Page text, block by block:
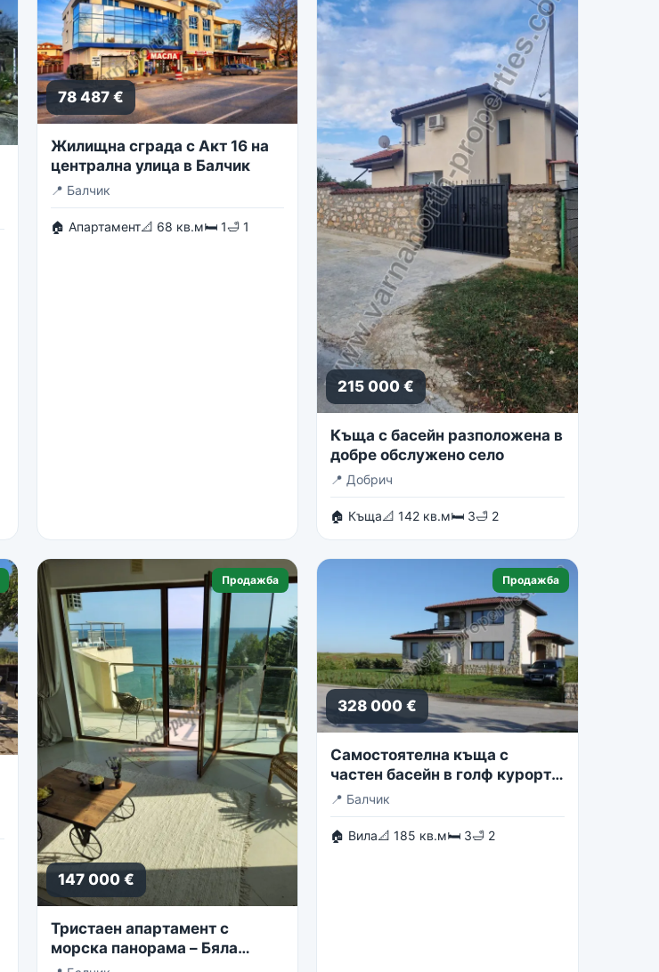
78 487 €
Жилищна сграда с Акт 16 на
централна улица в Балчик
📍 Балчик
🏠 Апартамент📐 68 кв.м🛏 1🛁 1
215 000 €
Къща с басейн разположена в
добре обслужено село
📍 Добрич
🏠 Къща📐 142 кв.м🛏 3🛁 2
Продажба
147 000 €
Тристаен апартамент с
морска панорама – Бяла
Лагуна, комплекс Golf Coast
Продажба
328 000 €
Самостоятелна къща с
частен басейн в голф курорта
Блексирама
📍 Балчик
🏠 Вила📐 185 кв.м🛏 3🛁 2